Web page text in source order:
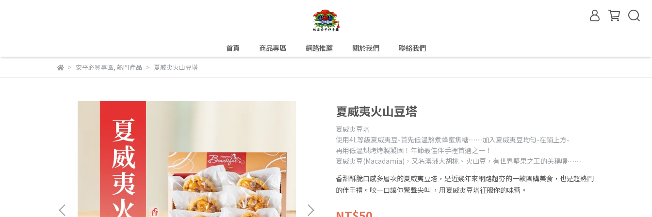
首頁 商品專區 網路推薦 關於我們 聯絡我們
安平必買專區, 熱門產品 夏威夷火山豆塔
夏威夷火山豆塔
夏威夷豆塔
使用4L等級夏威夷豆-首先低溫熬煮蜂蜜焦糖⋯⋯加入夏威夷豆均勻-在鋪上方-
再用低溫烘烤烤製凝固！年節最佳伴手裡首選之一！
夏威夷豆(Macadamia)，又名澳洲大胡桃、火山豆，有世界堅果之王的美稱喔⋯⋯
香甜酥脆口感多層次的夏威夷豆塔，是近幾年來網路超夯的一款團購美食，也是超熱門
的伴手禮。咬一口讓你驚聲尖叫 ，用夏威夷豆塔征服你的味蕾。